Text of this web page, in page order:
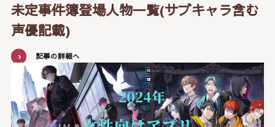
未定事件簿登場人物一覧(サブキャラ含む
声優記載)
記事の詳細へ